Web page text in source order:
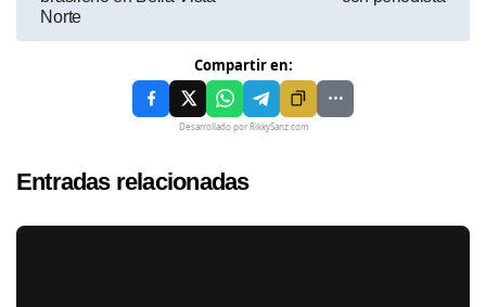
Norte
Compartir en:
Desarrollado por RikkySanz.com
Entradas relacionadas